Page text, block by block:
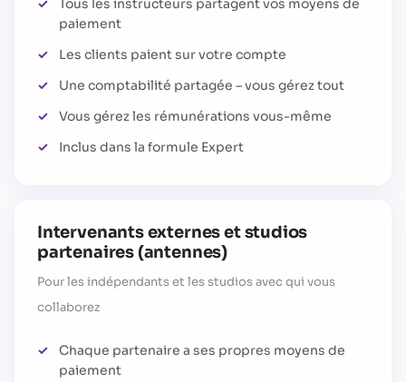
Tous les instructeurs partagent vos moyens de
paiement
Les clients paient sur votre compte
Une comptabilité partagée – vous gérez tout
Vous gérez les rémunérations vous-même
Inclus dans la formule Expert
Intervenants externes et studios
partenaires (antennes)
Pour les indépendants et les studios avec qui vous
collaborez
Chaque partenaire a ses propres moyens de
paiement